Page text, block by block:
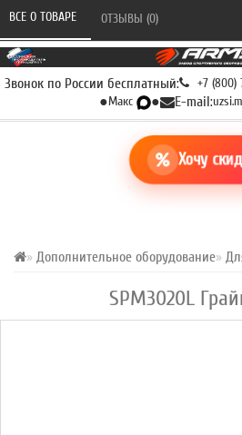
Звонок по России бесплатный: +7 (800)
●Макс ● E-mail:
Хочу
Дополнительное оборудование
SPM3020L
ВСЕ О ТОВАРЕ ОТЗЫВЫ (0)